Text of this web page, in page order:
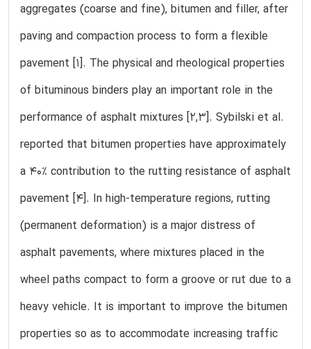
aggregates (coarse and fine), bitumen and filler, after
paving and compaction process to form a flexible
pavement [1]. The physical and rheological properties
of bituminous binders play an important role in the
performance of asphalt mixtures [2,3]. Sybilski et al.
reported that bitumen properties have approximately
a 40% contribution to the rutting resistance of asphalt
pavement [4]. In high-temperature regions, rutting
(permanent deformation) is a major distress of
asphalt pavements, where mixtures placed in the
wheel paths compact to form a groove or rut due to a
heavy vehicle. It is important to improve the bitumen
properties so as to accommodate increasing traffic